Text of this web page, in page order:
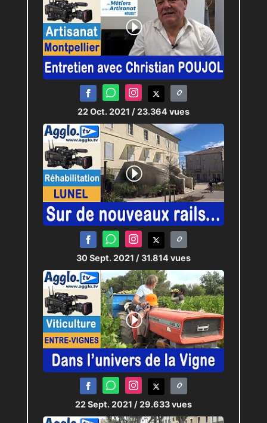
22 Oct. 2021 / 23.364 vues
30 Sept. 2021 / 31.814 vues
22 Sept. 2021 / 29.633 vues